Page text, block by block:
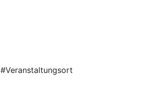
#Veranstaltungsort